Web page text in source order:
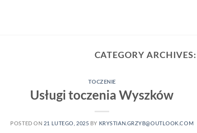
CATEGORY
TOCZENIE
Usługi toczenia Wyszków
POSTED ON 21 LUTEGO, 2025 BY KRYSTIAN.GRZYB@OUTLOOK.COM